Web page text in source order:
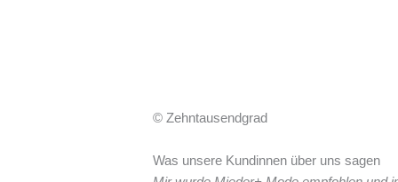
© Zehntausendgrad
Was unsere Kundinnen über uns sagen